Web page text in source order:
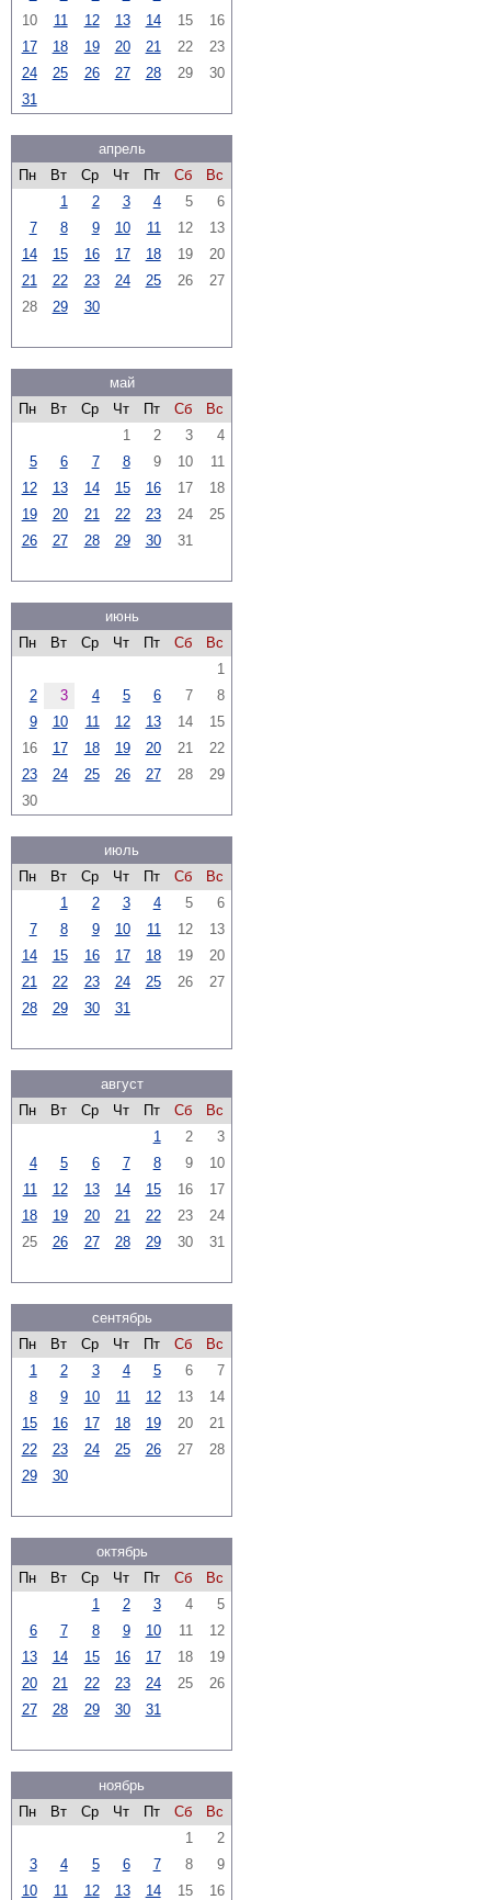
10
11 12 13 14 15
16
17
18 19 20 21 22
23
24
25 26 27 28 29
30
31
апрель
Пн
Вт Ср Чт Пт Сб
Вс
1
2 3 4 5
6
7
8 9 10 11 12
13
14
15 16 17 18 19
20
21
22 23 24 25 26
27
28
29 30
май
Пн
Вт Ср Чт Пт Сб
Вс
1
2 3
4
5
6 7 8 9 10
11
12
13 14 15 16 17
18
19
20 21 22 23 24
25
26
27 28 29 30 31
июнь
Пн
Вт Ср Чт Пт Сб
Вс
1
2
3 4 5 6 7
8
9
10 11 12 13 14
15
16
17 18 19 20 21
22
23
24 25 26 27 28
29
30
июль
Пн
Вт Ср Чт Пт Сб
Вс
1
2 3 4 5
6
7
8 9 10 11 12
13
14
15 16 17 18 19
20
21
22 23 24 25 26
27
28
29 30 31
август
Пн
Вт Ср Чт Пт Сб
Вс
1
2
3
4
5 6 7 8 9
10
11
12 13 14 15 16
17
18
19 20 21 22 23
24
25
26 27 28 29 30 31
сентябрь
Пн
Вт Ср Чт Пт Сб
Вс
1
2 3 4 5 6
7
8
9 10 11 12 13
14
15
16 17 18 19 20
21
22
23 24 25 26 27
28
29
30
октябрь
Пн
Вт Ср Чт Пт Сб
Вс
1
2 3 4
5
6
7 8 9 10 11
12
13
14 15 16 17 18
19
20
21 22 23 24 25
26
27
28 29 30 31
ноябрь
Пн
Вт Ср Чт Пт Сб
Вс
1
2
3
4 5 6 7 8
9
10
11 12 13 14 15
16